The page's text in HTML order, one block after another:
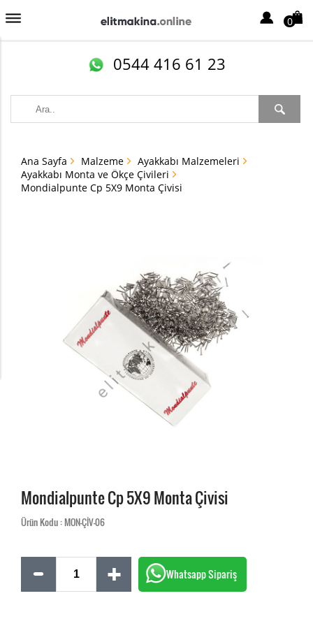
0
0544 416 61 23
Ana Sayfa Malzeme
Ayakkabı Malzemeleri
Ayakkabı Monta ve Ökçe Çivileri
Mondialpunte Cp 5X9 Monta Çivisi
Mondialpunte Cp 5X9 Monta Çivisi
Ürün Kodu : MON-ÇİV-06
Whatsapp Sipariş